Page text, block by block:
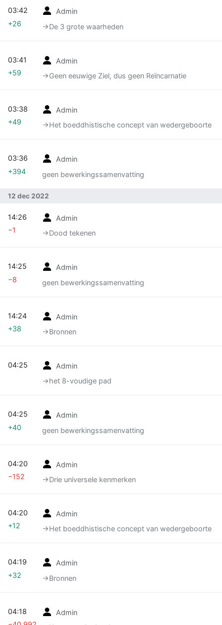
Admin
→‎De 3 grote waarheden
03:42
+26
Admin
→‎Geen eeuwige Ziel, dus geen Reïncarnatie
03:41
+59
Admin
→‎Het boeddhistische concept van wedergeboorte
03:38
+49
Admin
geen bewerkingssamenvatting
03:36
+394
12 dec 2022
Admin
→‎Dood tekenen
14:26
−1
Admin
geen bewerkingssamenvatting
14:25
−8
Admin
→‎Bronnen
14:24
+38
Admin
→‎het 8-voudige pad
04:25
Admin
geen bewerkingssamenvatting
04:25
+40
Admin
→‎Drie universele kenmerken
04:20
−152
Admin
→‎Het boeddhistische concept van wedergeboorte
04:20
+12
Admin
→‎Bronnen
04:19
+32
Admin
04:18